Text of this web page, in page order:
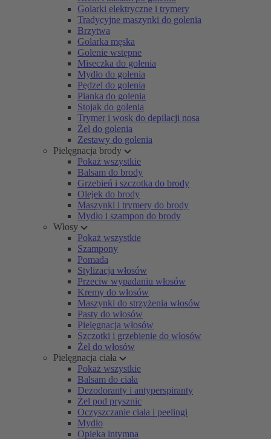
Golarki elektryczne i trymery
Tradycyjne maszynki do golenia
Brzytwa
Golarka męska
Golenie wstępne
Miseczka do golenia
Mydło do golenia
Pędzel do golenia
Pianka do golenia
Stojak do golenia
Trymer i wosk do depilacji nosa
Żel do golenia
Zestawy do golenia
Pielęgnacja brody
Pokaż wszystkie
Balsam do brody
Grzebień i szczotka do brody
Olejek do brody
Maszynki i trymery do brody
Mydło i szampon do brody
Włosy
Pokaż wszystkie
Szampony
Pomada
Stylizacja włosów
Przeciw wypadaniu włosów
Kremy do włosów
Maszynki do strzyżenia włosów
Pasty do włosów
Pielęgnacja włosów
Szczotki i grzebienie do włosów
Żel do włosów
Pielęgnacja ciała
Pokaż wszystkie
Balsam do ciała
Dezodoranty i antyperspiranty
Żel pod prysznic
Oczyszczanie ciała i peelingi
Mydło
Opieka intymna